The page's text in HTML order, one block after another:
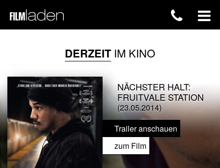
DERZEITIM KINO
NÄCHSTER HALT:
FRUITVALE STATION
(23.05.2014)
Trailer anschauen
zum Film